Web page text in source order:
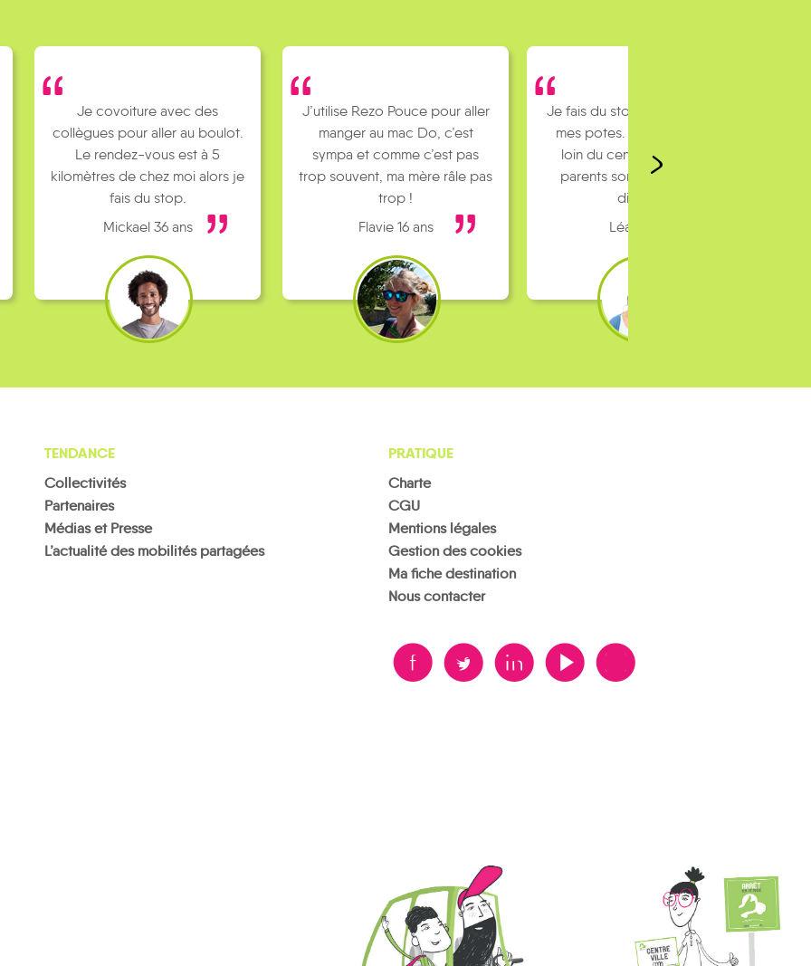
Je covoiture avec des
collègues pour aller au boulot.
Le rendez-vous est à 5
kilomètres de chez moi alors je
fais du stop.
Mickael 36 ans
J’utilise Rezo Pouce pour aller
manger au mac Do, c’est
sympa et comme c’est pas
trop souvent, ma mère râle pas
trop !
Flavie 16 ans
Je fais du stop pour rejoindre
mes potes. J’habite un peu
loin du centre ville et mes
parents sont pas toujours
dispo…
Léa 16 ans
TENDANCE
Collectivités
Partenaires
Médias et Presse
L’actualité des mobilités partagées
PRATIQUE
Charte
CGU
Mentions légales
Gestion des cookies
Ma fiche destination
Nous contacter
B A D F V